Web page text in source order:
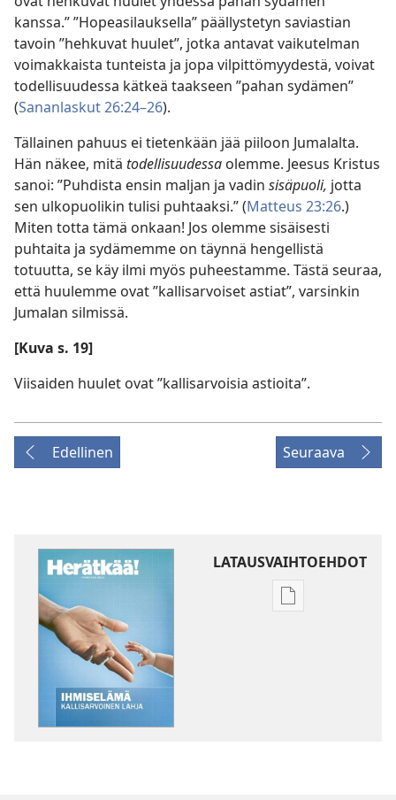
kanssa.” ”Hopeasilauksella” päällystetyn saviastian
tavoin ”hehkuvat huulet”, jotka antavat vaikutelman
voimakkaista tunteista ja jopa vilpittömyydestä, voivat
todellisuudessa kätkeä taakseen ”pahan sydämen”
(Sananlaskut 26:24–26).
Tällainen pahuus ei tietenkään jää piiloon Jumalalta.
Hän näkee, mitä todellisuudessa olemme. Jeesus Kristus
sanoi: ”Puhdista ensin maljan ja vadin sisäpuoli, jotta
sen ulkopuolikin tulisi puhtaaksi.” (Matteus 23:26.)
Miten totta tämä onkaan! Jos olemme sisäisesti
puhtaita ja sydämemme on täynnä hengellistä
totuutta, se käy ilmi myös puheestamme. Tästä seuraa,
että huulemme ovat ”kallisarvoiset astiat”, varsinkin
Jumalan silmissä.
[Kuva s. 19]
Viisaiden huulet ovat ”kallisarvoisia astioita”.
Edellinen Seuraava
LATAUSVAIHTOEHDOT
Julkaisujen